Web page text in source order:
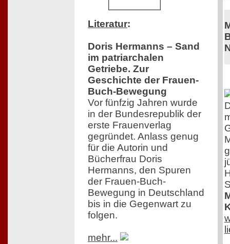
Literatur:
Doris Hermanns – Sand
im patriarchalen
Getriebe. Zur
Geschichte der Frauen-
Buch-Bewegung
Vor fünfzig Jahren wurde
in der Bundesrepublik der
erste Frauenverlag
gegründet. Anlass genug
für die Autorin und
Bücherfrau Doris
Hermanns, den Spuren
der Frauen-Buch-
Bewegung in Deutschland
bis in die Gegenwart zu
folgen.
mehr...